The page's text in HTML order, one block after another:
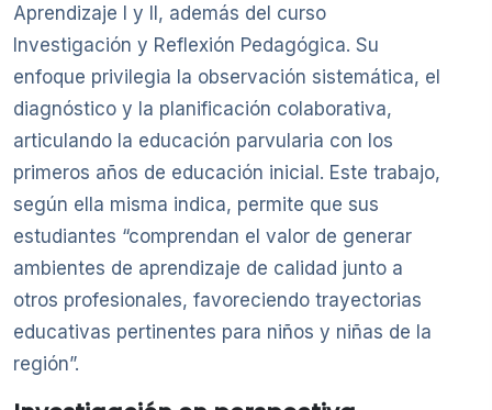
Aprendizaje I y II, además del curso
Investigación y Reflexión Pedagógica. Su
enfoque privilegia la observación sistemática, el
diagnóstico y la planificación colaborativa,
articulando la educación parvularia con los
primeros años de educación inicial. Este trabajo,
según ella misma indica, permite que sus
estudiantes “comprendan el valor de generar
ambientes de aprendizaje de calidad junto a
otros profesionales, favoreciendo trayectorias
educativas pertinentes para niños y niñas de la
región”.